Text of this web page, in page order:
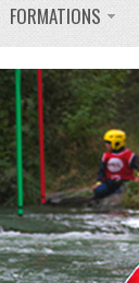
FORMATIONS